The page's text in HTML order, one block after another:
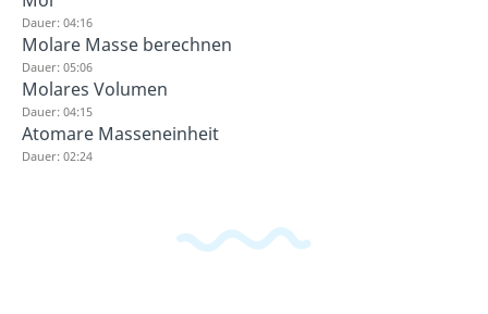
Dauer: 04:16
Molare Masse berechnen
Dauer: 05:06
Molares Volumen
Dauer: 04:15
Atomare Masseneinheit
Dauer: 02:24